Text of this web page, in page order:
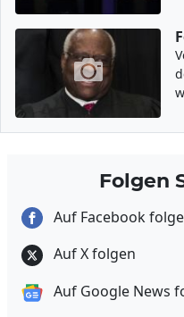
Folgen
Auf Facebook
Auf X folgen
Auf Google News